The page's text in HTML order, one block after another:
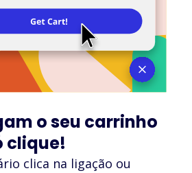
o seu carrinho
clique!
clica na ligação ou